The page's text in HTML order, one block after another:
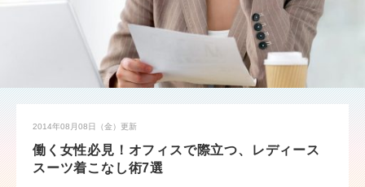
2014年08月08日（金） 更新
働く女性必見！オフィスで際立つ、レディース
スーツ着こなし術7選